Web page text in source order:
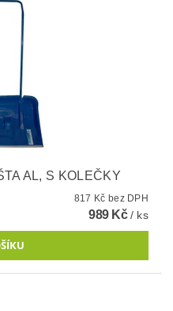
AL, S KOLEČKY
817 Kč bez DPH
989 Kč/ ks